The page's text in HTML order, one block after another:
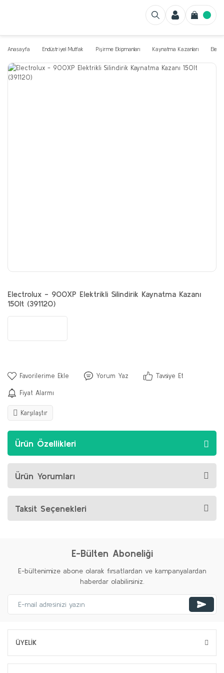
Anasayfa Endüstriyel Mutfak Pişirme Ekipmanları Kaynatma Kazanları
Electrolux - 900XP Elektrikli Silindirik Kaynatma Kazanı
150lt (391120)
Yorum Yaz Tavsiye Et
Fiyat Alarmı
Karşılaştır
Ürün Özellikleri
Ürün Yorumları
Taksit Seçenekleri
E-Bülten Aboneliği
E-bültenimize abone olarak fırsatlardan ve kampanyalardan
haberdar olabilirsiniz.
ÜYELİK